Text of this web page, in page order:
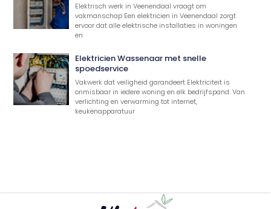
Elektrisch werk in Veenendaal vraagt om
vakmanschap Een elektricien in Veenendaal zorgt
ervoor dat alle elektrische installaties in woningen
en
Elektricien Wassenaar met snelle
spoedservice
Vakwerk dat veiligheid garandeert Elektriciteit is
onmisbaar in iedere woning en elk bedrijfspand. Van
verlichting en verwarming tot internet,
keukenapparatuur